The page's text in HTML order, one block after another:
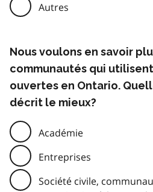
Autres
Nous voulons en savoir
communautés qui
ouvertes en Ontario.
décrit le mieux?
Académie
Entreprises
Société civile,